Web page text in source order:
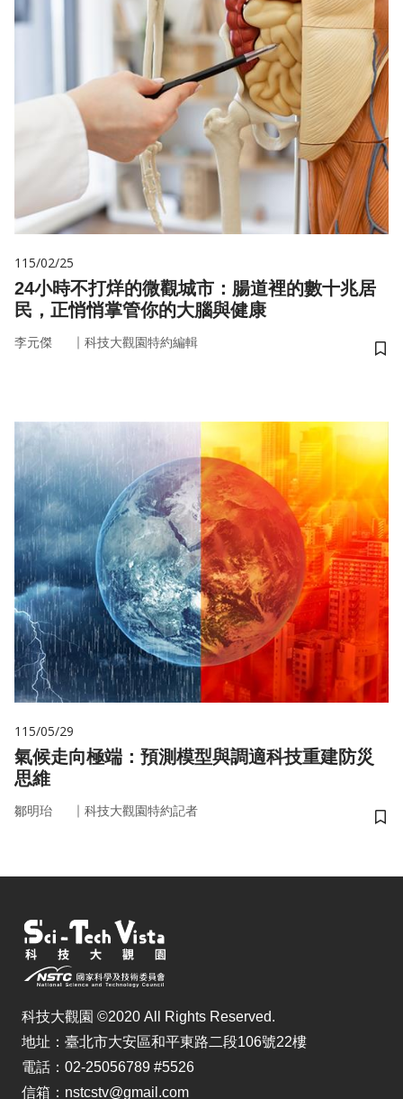
115/02/25
24小時不打烊的微觀城市：腸道裡的數十兆居
民，正悄悄掌管你的大腦與健康
李元傑 ｜ 科技大觀園特約編輯
儲
115/05/29
氣候走向極端：預測模型與調適科技重建防災
思維
鄒明珆 ｜ 科技大觀園特約記者
儲
科技大觀園 ©2020 All Rights Reserved.
地址：臺北市大安區和平東路二段106號22樓
電話：02-25056789 #5526
信箱：nstcstv@gmail.com